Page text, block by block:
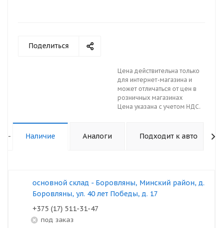
Поделиться
Цена действительна только
для интернет-магазина и
может отличаться от цен в
розничных магазинах
Цена указана с учетом НДС.
- Наличие Аналоги Подходит к авто
основной склад - Боровляны, Минский район, д.
Боровляны, ул. 40 лет Победы, д. 17
+375 (17) 511-31-47
под заказ